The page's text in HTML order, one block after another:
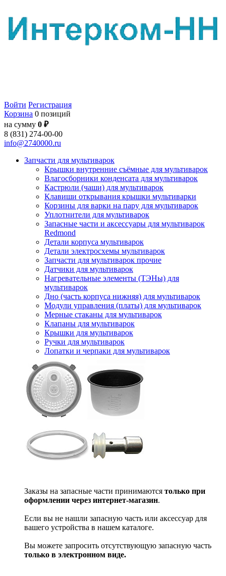
Войти Регистрация
Корзина 0 позиций
на сумму 0 ₽
8 (831) 274-00-00
info@2740000.ru
Запчасти для мультиварок
Крышки внутренние съёмные для мультиварок
Влагосборники конденсата для мультиварок
Кастрюли (чаши) для мультиварок
Клавиши открывания крышки мультиварки
Корзины для варки на пару для мультиварок
Уплотнители для мультиварок
Запасные части и аксессуары для мультиварок
Redmond
Детали корпуса мультиварок
Детали электросхемы мультиварок
Запчасти для мультиварок прочие
Датчики для мультиварок
Нагревательные элементы (ТЭНы) для
мультиварок
Дно (часть корпуса нижняя) для мультиварок
Модули управления (платы) для мультиварок
Мерные стаканы для мультиварок
Клапаны для мультиварок
Крышки для мультиварок
Ручки для мультиварок
Лопатки и черпаки для мультиварок
Заказы на запасные части принимаются только при
оформлении через интернет-магазин.
Если вы не нашли запасную часть или аксессуар для
вашего устройства в нашем каталоге.
Вы можете запросить отсутствующую запасную часть
только в электронном виде.